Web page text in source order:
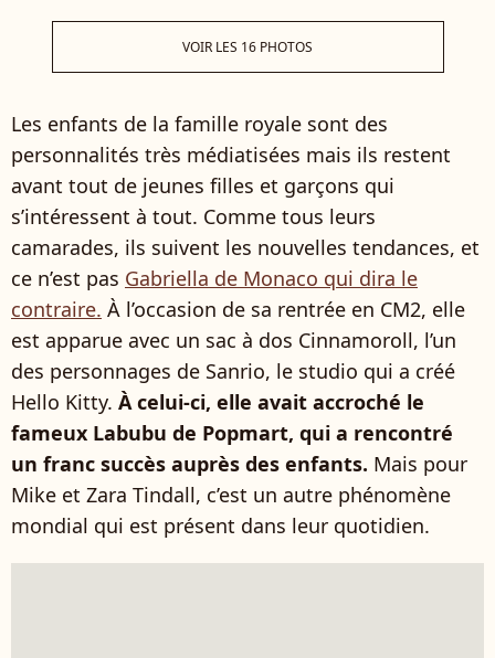
VOIR LES 16 PHOTOS
Les enfants de la famille royale sont des
personnalités très médiatisées mais ils restent
avant tout de jeunes filles et garçons qui
s’intéressent à tout. Comme tous leurs
camarades, ils suivent les nouvelles tendances, et
ce n’est pas Gabriella de Monaco qui dira le
contraire. À l’occasion de sa rentrée en CM2, elle
est apparue avec un sac à dos Cinnamoroll, l’un
des personnages de Sanrio, le studio qui a créé
Hello Kitty. À celui-ci, elle avait accroché le
fameux Labubu de Popmart, qui a rencontré
un franc succès auprès des enfants. Mais pour
Mike et Zara Tindall, c’est un autre phénomène
mondial qui est présent dans leur quotidien.